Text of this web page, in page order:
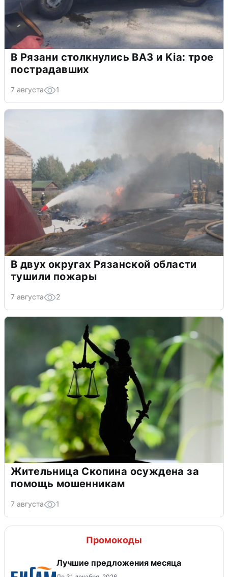
В Рязани столкнулись ВАЗ и Kia: трое
пострадавших
7 августа 1
В двух округах Рязанской области
тушили пожары
7 августа 2
Жительница Скопина осуждена за
помощь мошенникам
7 августа 1
Промокоды
Лучшие предложения месяца